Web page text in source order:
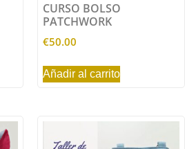
CURSO BOLSO
PATCHWORK
€50.00
Añadir al carrito